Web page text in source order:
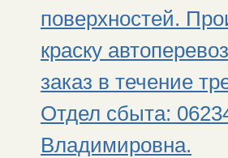
поверхностей.
краску
заказ в течение
Отдел сбыта:
Владимировна.